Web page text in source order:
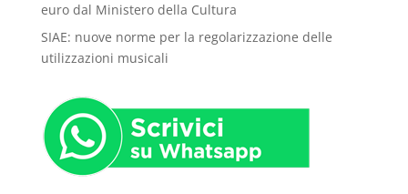
euro dal Ministero della Cultura
SIAE: nuove norme per la regolarizzazione delle
utilizzazioni musicali